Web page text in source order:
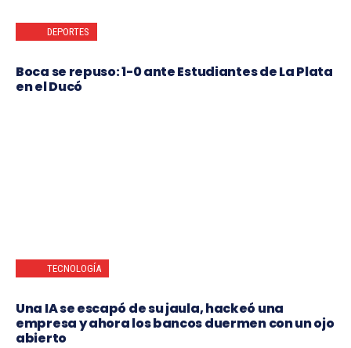
DEPORTES
Boca se repuso: 1-0 ante Estudiantes de La Plata
en el Ducó
TECNOLOGÍA
Una IA se escapó de su jaula, hackeó una
empresa y ahora los bancos duermen con un ojo
abierto